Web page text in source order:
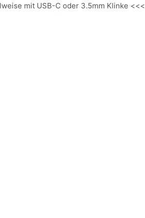
mit USB-C oder 3.5mm Klinke <<<